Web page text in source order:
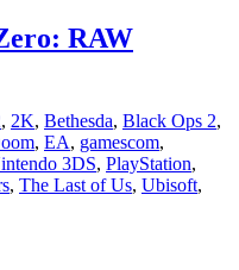
RAW
, 2K, Bethesda, Black Ops 2,
, EA, gamescom,
3DS, PlayStation,
, The Last of Us, Ubisoft,